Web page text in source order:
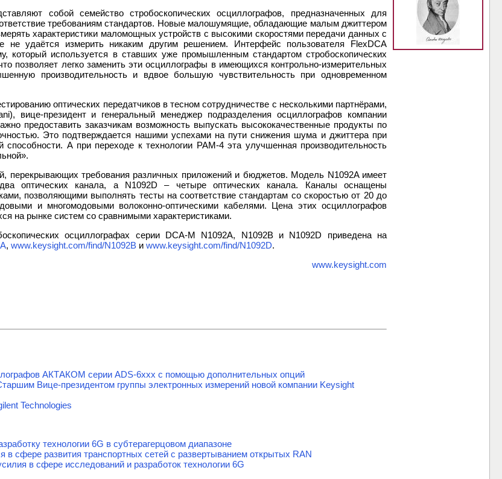
собой семейство стробоскопических осциллографов, предназначенных для
требованиям стандартов. Новые малошумящие, обладающие малым джиттером
характеристики маломощных устройств с высокими скоростями передачи данных с
не удаётся измерить никаким другим решением. Интерфейс пользователя FlexDCA
который используется в ставших уже промышленным стандартом стробоскопических
позволяет легко заменить эти осциллографы в имеющихся контрольно-измерительных
производительность и вдвое большую чувствительность при одновременном
оптических передатчиков в тесном сотрудничестве с несколькими партнёрами,
вице-президент и генеральный менеджер подразделения осциллографов компании
предоставить заказчикам возможность выпускать высококачественные продукты по
Это подтверждается нашими успехами на пути снижения шума и джиттера при
А при переходе к технологии PAM-4 эта улучшенная производительность
перекрывающих требования различных приложений и бюджетов. Модель N1092A имеет
оптических канала, а N1092D – четыре оптических канала. Каналы оснащены
позволяющими выполнять тесты на соответствие стандартам со скоростью от 20 до
и многомодовыми волоконно-оптическими кабелями. Цена этих осциллографов
на рынке систем со сравнимыми характеристиками.
осциллографах серии DCA-M N1092A, N1092B и N1092D приведена на
, www.keysight.com/find/N1092B и www.keysight.com/find/N1092D.
www.keysight.com
АКТАКОМ серии ADS-6ххх с помощью дополнительных опций
Вице-президентом группы электронных измерений новой компании Keysight
Technologies
технологии 6G в субтерагерцовом диапазоне
в сфере развития транспортных сетей с развертыванием открытых RAN
в сфере исследований и разработок технологии 6G